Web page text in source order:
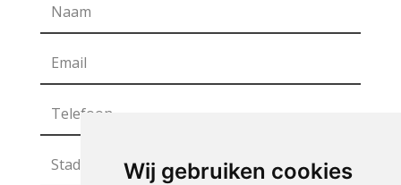
Wij gebruiken cookies